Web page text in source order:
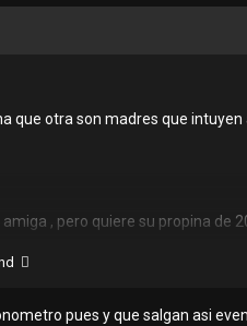
que otra son madres que
, pero quiere su propina de
pues y que salgan asi